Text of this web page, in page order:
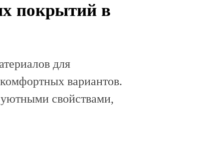
покрытий в
для
вариантов.
свойствами,